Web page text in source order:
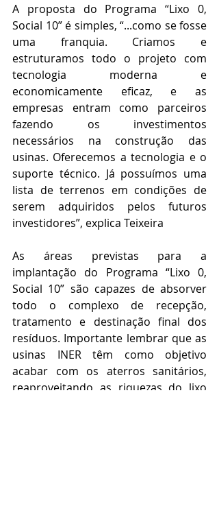
A proposta do Programa “Lixo 0,
Social 10” é simples, “...como se fosse
uma franquia. Criamos e
estruturamos todo o projeto com
tecnologia moderna e
economicamente eficaz, e as
empresas entram como parceiros
fazendo os investimentos
necessários na construção das
usinas. Oferecemos a tecnologia e o
suporte técnico. Já possuímos uma
lista de terrenos em condições de
serem adquiridos pelos futuros
investidores”, explica Teixeira
As áreas previstas para a
implantação do Programa “Lixo 0,
Social 10” são capazes de absorver
todo o complexo de recepção,
tratamento e destinação final dos
resíduos. Importante lembrar que as
usinas INER têm como objetivo
acabar com os aterros sanitários,
reaproveitando as riquezas do lixo